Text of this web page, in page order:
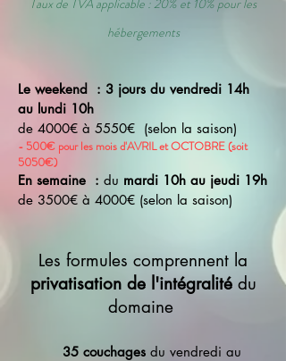
Taux de TVA applicable : 20% et 10% pour les
hébergements
Le weekend : 3 jours du vendredi 14h
au lundi 10h
de 4000€ à 5550€ (selon la saison)
- 500€ pour les mois d'AVRIL et OCTOBRE​ (soit
5050€)
En semaine : du mardi 10h au jeudi 19h
de 3500€ à 4000€ (selon la saison)
Les formules comprennent la
privatisation de l'intégralité du
domaine
35 couchages du vendredi au